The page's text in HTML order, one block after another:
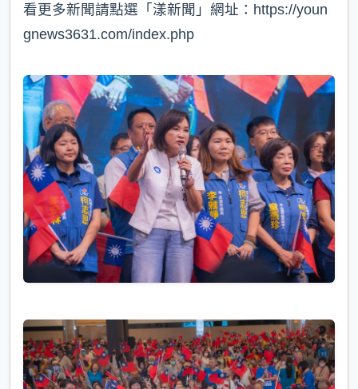
看更多新聞請點選「漾新聞」網址：https://youn
gnews3631.com/index.php